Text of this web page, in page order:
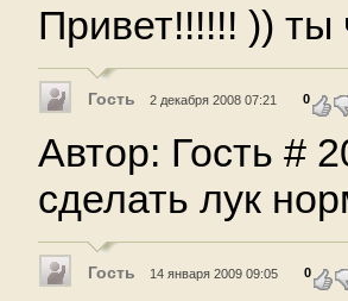
Привет!!!!!! )) ты
Гость 2 декабря 2008 07:21 0
Автор: Гость #
сделать лук
Гость 14 января 2009 09:05 0